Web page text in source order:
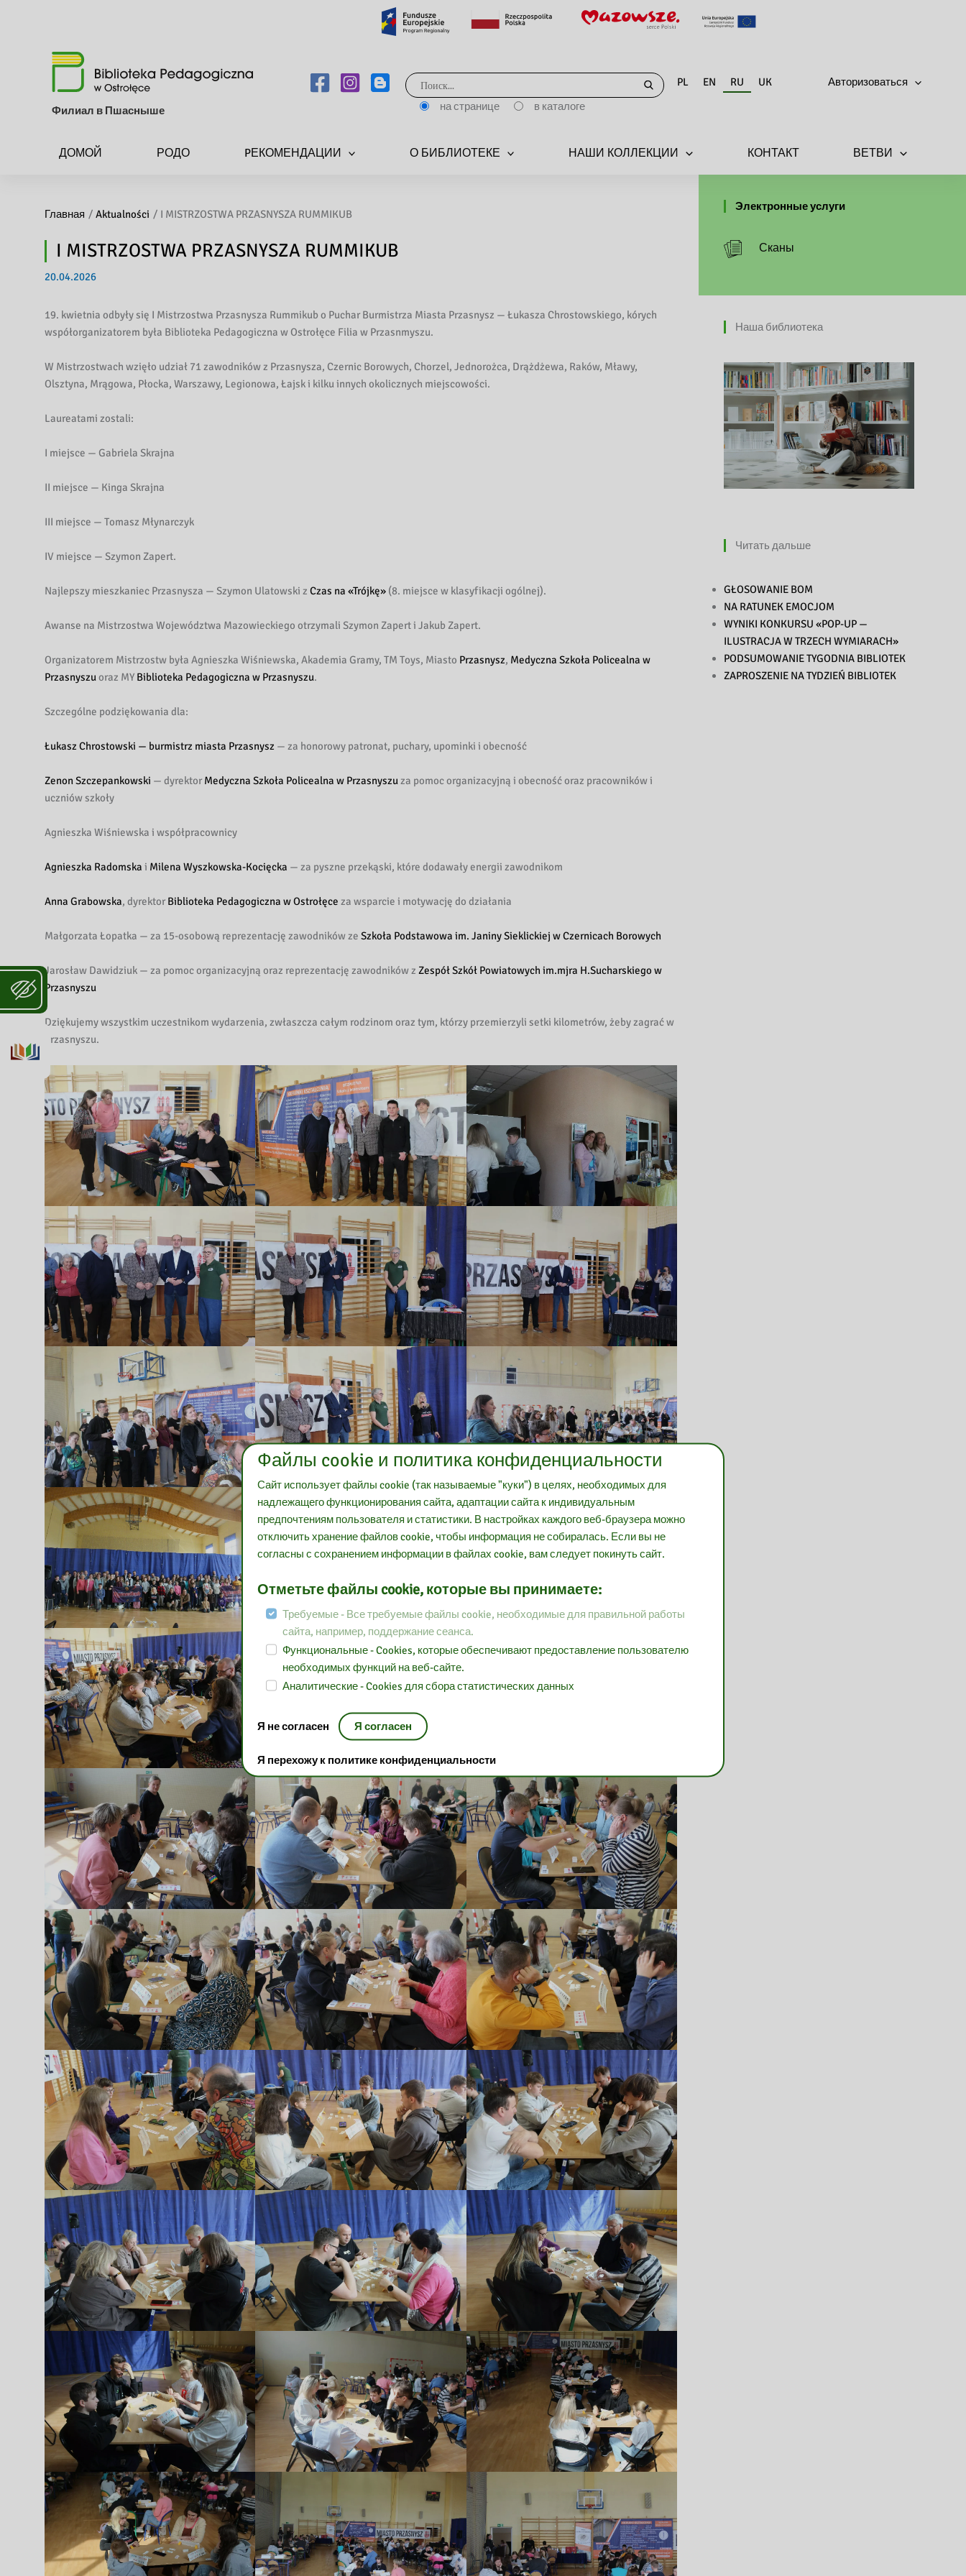
Филиал в Пшасныше
Поиск:
на странице
в каталоге
PL EN RU UK Авторизоваться
ДОМОЙ РОДО PЕКОМЕНДАЦИИ О БИБЛИОТЕКЕ НАШИ КОЛЛЕКЦИИ КОНТАКТ ВЕТВИ
Главная Aktualności I MISTRZOSTWA PRZASNYSZA RUMMIKUB
I MISTRZOSTWA PRZASNYSZA RUMMIKUB
20.04.2026
19. kwietnia odbyły się I Mistrzostwa Przasnysza Rummikub o Puchar Burmistrza Miasta Przasnysz — Łukasza Chrostowskiego, kórych
współorganizatorem była Biblioteka Pedagogiczna w Ostrołęce Filia w Przasnmyszu.
W Mistrzostwach wzięło udział 71 zawodników z Przasnysza, Czernic Borowych, Chorzel, Jednorożca, Drążdżewa, Raków, Mławy,
Olsztyna, Mrągowa, Płocka, Warszawy, Legionowa, Łajsk i kilku innych okolicznych miejscowości.
Laureatami zostali:
I miejsce — Gabriela Skrajna
II miejsce — Kinga Skrajna
III miejsce — Tomasz Młynarczyk
IV miejsce — Szymon Zapert.
Najlepszy mieszkaniec Przasnysza — Szymon Ulatowski z Czas na «Trójkę» (8. miejsce w klasyfikacji ogólnej).
Awanse na Mistrzostwa Województwa Mazowieckiego otrzymali Szymon Zapert i Jakub Zapert.
Organizatorem Mistrzostw była Agnieszka Wiśniewska, Akademia Gramy, TM Toys, Miasto Przasnysz, Medyczna Szkoła Policealna w
Przasnyszuoraz MY Biblioteka Pedagogiczna w Przasnyszu.
Szczególne podziękowania dla:
Łukasz Chrostowski — burmistrz miasta Przasnysz — za honorowy patronat, puchary, upominki i obecność
Zenon Szczepankowski — dyrektor Medyczna Szkoła Policealna w Przasnyszuza pomoc organizacyjną i obecność oraz pracowników i
uczniów szkoły
Agnieszka Wiśniewska i współpracownicy
Agnieszka Radomska i Milena Wyszkowska-Kocięcka — za pyszne przekąski, które dodawały energii zawodnikom
Anna Grabowska, dyrektor Biblioteka Pedagogiczna w Ostrołęce za wsparcie i motywację do działania
Małgorzata Łopatka — za 15-osobową reprezentację zawodników ze Szkoła Podstawowa im. Janiny Sieklickiej w Czernicach Borowych
Jarosław Dawidziuk — za pomoc organizacyjną oraz reprezentację zawodników z Zespół Szkół Powiatowych im.mjra H.Sucharskiego w
Przasnyszu
Dziękujemy wszystkim uczestnikom wydarzenia, zwłaszcza całym rodzinom oraz tym, którzy przemierzyli setki kilometrów, żeby zagrać w
Przasnyszu.
Электронные услуги
Сканы
Наша библиотека
Читать дальше
GŁOSOWANIE BOM
NA RATUNEK EMOCJOM
WYNIKI KONKURSU «POP-UP —
ILUSTRACJA W TRZECH WYMIARACH»
PODSUMOWANIE TYGODNIA BIBLIOTEK
ZAPROSZENIE NA TYDZIEŃ BIBLIOTEK
Файлы cookie и политика конфиденциальности
Сайт использует файлы cookie (так называемые "куки") в целях, необходимых для
надлежащего функционирования сайта, адаптации сайта к индивидуальным
предпочтениям пользователя и статистики. В настройках каждого веб-браузера можно
отключить хранение файлов cookie, чтобы информация не собиралась. Если вы не
согласны с сохранением информации в файлах cookie, вам следует покинуть сайт.
Отметьте файлы cookie, которые вы принимаете:
Требуемые - Все требуемые файлы cookie, необходимые для правильной работы
сайта, например, поддержание сеанса.
Функциональные - Cookies, которые обеспечивают предоставление пользователю
необходимых функций на веб-сайте.
Аналитические - Cookies для сбора статистических данных
Я не согласен Я согласен
Я перехожу к политике конфиденциальности